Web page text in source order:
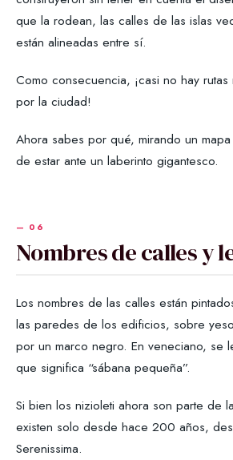
que la rodean, las calles de las islas
están alineadas entre sí.
Como consecuencia, ¡casi no hay
por la ciudad!
Ahora sabes por qué, mirando un
de estar ante un laberinto gigantesco.
Nombres de calles y
Los nombres de las calles están
las paredes de los edificios, sobre
por un marco negro. En veneciano, se
que significa “sábana pequeña”.
Si bien los nizioleti ahora son parte de
existen solo desde hace 200 años,
Serenissima.